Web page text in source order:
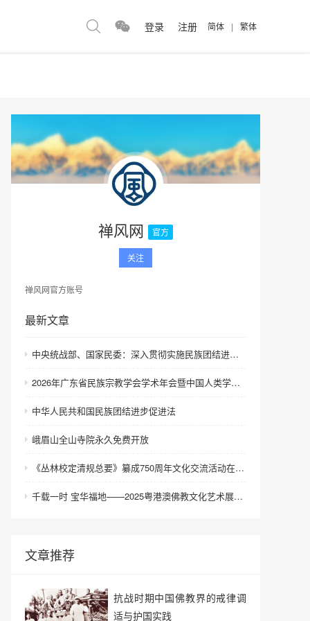
登录 注册 简体 | 繁体
禅风网 官方
关注
禅风网官方账号
最新文章
中央统战部、国家民委：深入贯彻实施民族团结进步促进法 进一步增强中华民族凝聚力向心力
2026年广东省民族宗教学会学术年会暨中国人类学民族学研究会城市民族工作研究专业委员会更名会议在深圳召开
中华人民共和国民族团结进步促进法
峨眉山全山寺院永久免费开放
《丛林校定清规总要》纂成750周年文化交流活动在浙江金华举行
千载一时 宝华福地——2025粤港澳佛教文化艺术展在港澳成功举办
文章推荐
抗战时期中国佛教界的戒律调
适与护国实践